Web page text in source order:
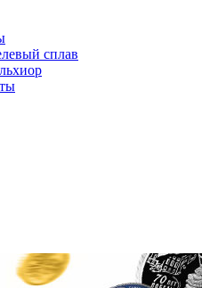
сплав